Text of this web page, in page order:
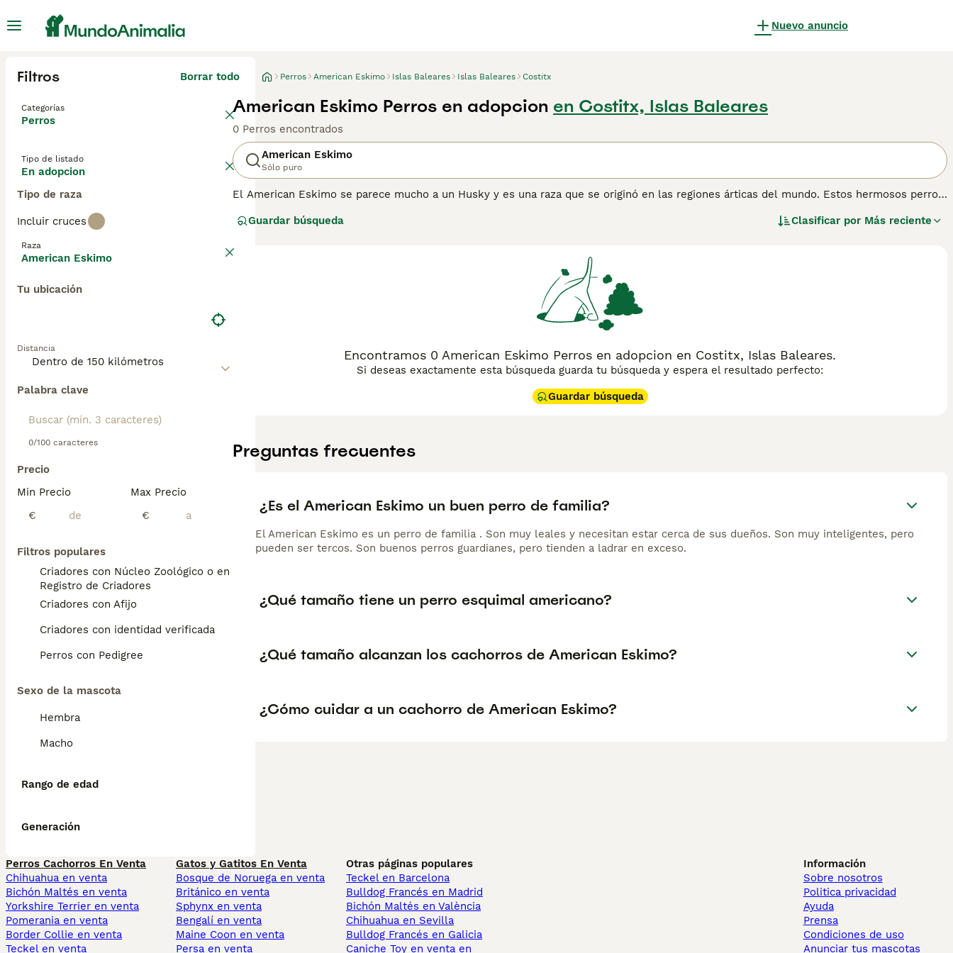
Nuevo anuncio
Filtros Borrar todo
Categorías
Perros
Tipo de listado
En adopcion
Tipo de raza
Incluir cruces
Raza
American Eskimo
Tu ubicación
Distancia
Palabra clave
0/100 caracteres
Precio
Min Precio
€
Max Precio
€
Filtros populares
Criadores con Núcleo Zoológico o en el
Registro de Criadores
Criadores con Afijo
Criadores con identidad verificada
Perros con Pedigree
Sexo de la mascota
Hembra
Macho
Rango de edad
Generación
Perros American Eskimo Islas Baleares Islas Baleares Costitx
American Eskimo Perros en adopcion en Costitx, Islas Baleares
0 Perros encontrados
American Eskimo
Sólo puro
El American Eskimo se parece mucho a un Husky y es una raza que se originó en las regiones árticas del mundo. Estos hermosos perros
en una opción popular entre las personas que están familiarizadas con la raza y disfrutan compitiendo con equipos de perros. El
condiciones difíciles y en terreno ártico. Son verdaderos perros de trabajo, no mascotas, y son muy apreciados en Groenlandia, donde un
renovado interés por el patrimonio cultural ha salvado a la raza de la extinción.
página de consejos de compra de American Eskimopara obtener información sobre esta raza de perro.
Guardar búsqueda Clasificar por Más reciente
Encontramos 0 American Eskimo Perros en adopcion en Costitx, Islas Baleares.
Si deseas exactamente esta búsqueda guarda tu búsqueda y espera el resultado perfecto:
Guardar búsqueda
Preguntas frecuentes
¿Es el American Eskimo un buen perro de familia?
El American Eskimo es un perro de familia . Son muy leales y necesitan estar cerca de sus dueños. Son muy inteligentes, pero
pueden ser tercos. Son buenos perros guardianes, pero tienden a ladrar en exceso.
¿Qué tamaño tiene un perro esquimal americano?
¿Qué tamaño alcanzan los cachorros de American Eskimo?
¿Cómo cuidar a un cachorro de American Eskimo?
Perros Cachorros En Venta
Chihuahua en venta
Bichón Maltés en venta
Yorkshire Terrier en venta
Pomerania en venta
Border Collie en venta
Teckel en venta
Gatos y Gatitos En Venta
Bosque de Noruega en venta
Británico en venta
Sphynx en venta
Bengalí en venta
Maine Coon en venta
Persa en venta
Otras páginas populares
Teckel en Barcelona
Bulldog Francés en Madrid
Bichón Maltés en València
Chihuahua en Sevilla
Bulldog Francés en Galicia
Caniche Toy en venta en
Información
Sobre nosotros
Politica privacidad
Ayuda
Prensa
Condiciones de uso
Anunciar tus mascotas